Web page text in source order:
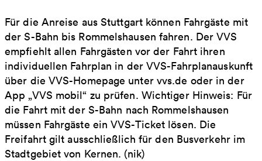
Für die Anreise aus Stuttgart können Fahrgäste mit
der S-Bahn bis Rommelshausen fahren. Der VVS
empfiehlt allen Fahrgästen vor der Fahrt ihren
individuellen Fahrplan in der VVS-Fahrplanauskunft
über die VVS-Homepage unter vvs.de oder in der
App „VVS mobil“ zu prüfen. Wichtiger Hinweis: Für
die Fahrt mit der S-Bahn nach Rommelshausen
müssen Fahrgäste ein VVS-Ticket lösen. Die
Freifahrt gilt ausschließlich für den Busverkehr im
Stadtgebiet von Kernen. (nik)